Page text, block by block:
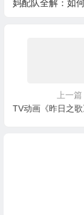
妈配队全解：如
上一篇